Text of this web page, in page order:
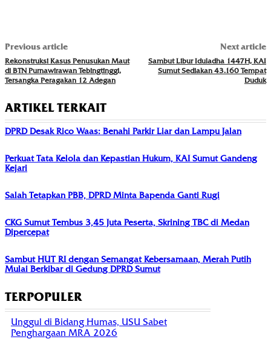
Previous article
Rekonstruksi Kasus Penusukan Maut
di BTN Purnawirawan Tebingtinggi,
Tersangka Peragakan 12 Adegan
Next article
Sambut Libur Iduladha 1447H, KAI
Sumut Sediakan 43.160 Tempat
Duduk
ARTIKEL TERKAIT
DPRD Desak Rico Waas: Benahi Parkir Liar dan Lampu Jalan
Perkuat Tata Kelola dan Kepastian Hukum, KAI Sumut Gandeng
Kejari
Salah Tetapkan PBB, DPRD Minta Bapenda Ganti Rugi
CKG Sumut Tembus 3,45 Juta Peserta, Skrining TBC di Medan
Dipercepat
Sambut HUT RI dengan Semangat Kebersamaan, Merah Putih
Mulai Berkibar di Gedung DPRD Sumut
TERPOPULER
Unggul di Bidang Humas, USU Sabet
Penghargaan MRA 2026